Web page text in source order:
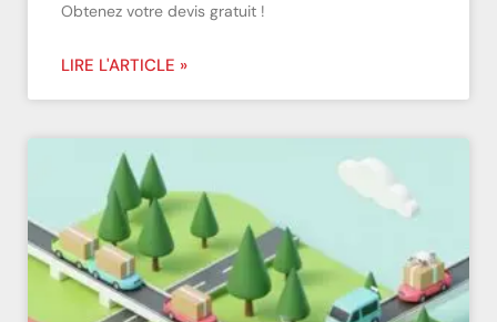
Obtenez votre devis gratuit !
LIRE L'ARTICLE »